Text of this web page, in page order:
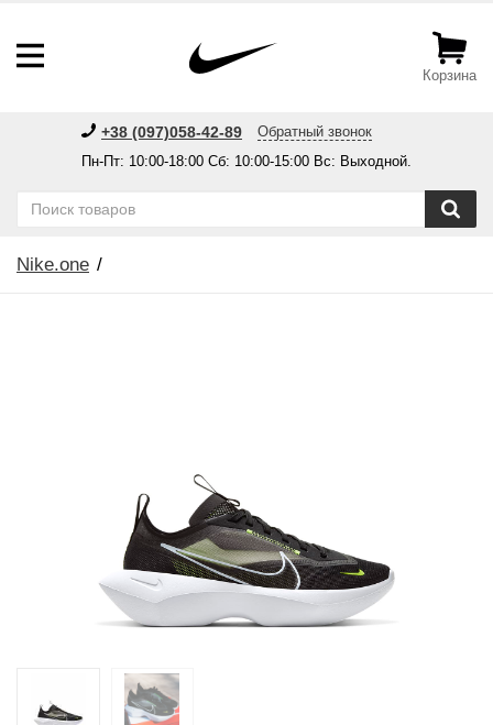
Корзина
+38 (097)058-42-89
Обратный звонок
Пн-Пт: 10:00-18:00 Сб: 10:00-15:00 Вс: Выходной.
Nike.one